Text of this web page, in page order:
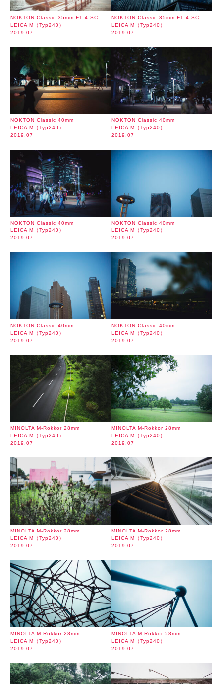
NOKTON Classic 35mm F1.4 SC
LEICA M（Typ240）
2019.07
NOKTON Classic 35mm F1.4 SC
LEICA M（Typ240）
2019.07
NOKTON Classic 40mm
LEICA M（Typ240）
2019.07
NOKTON Classic 40mm
LEICA M（Typ240）
2019.07
NOKTON Classic 40mm
LEICA M（Typ240）
2019.07
NOKTON Classic 40mm
LEICA M（Typ240）
2019.07
NOKTON Classic 40mm
LEICA M（Typ240）
2019.07
NOKTON Classic 40mm
LEICA M（Typ240）
2019.07
MINOLTA M-Rokkor 28mm
LEICA M（Typ240）
2019.07
MINOLTA M-Rokkor 28mm
LEICA M（Typ240）
2019.07
MINOLTA M-Rokkor 28mm
LEICA M（Typ240）
2019.07
MINOLTA M-Rokkor 28mm
LEICA M（Typ240）
2019.07
MINOLTA M-Rokkor 28mm
LEICA M（Typ240）
2019.07
MINOLTA M-Rokkor 28mm
LEICA M（Typ240）
2019.07